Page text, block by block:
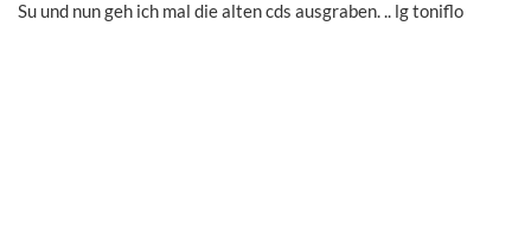
Su und nun geh ich mal die alten cds ausgraben. .. lg toniflo